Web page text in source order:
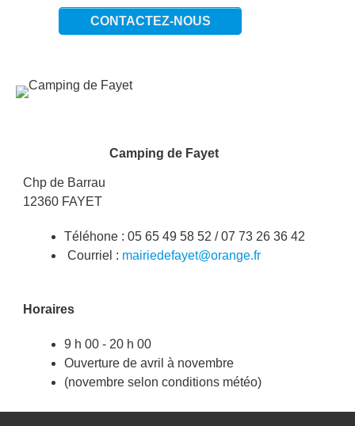
CONTACTEZ-NOUS
Image
Camping de Fayet
Chp de Barrau
12360 FAYET
Téléhone : 05 65 49 58 52 / 07 73 26 36 42
Courriel : mairiedefayet@orange.fr
Horaires
9 h 00 - 20 h 00
Ouverture de avril à novembre
(novembre selon conditions météo)